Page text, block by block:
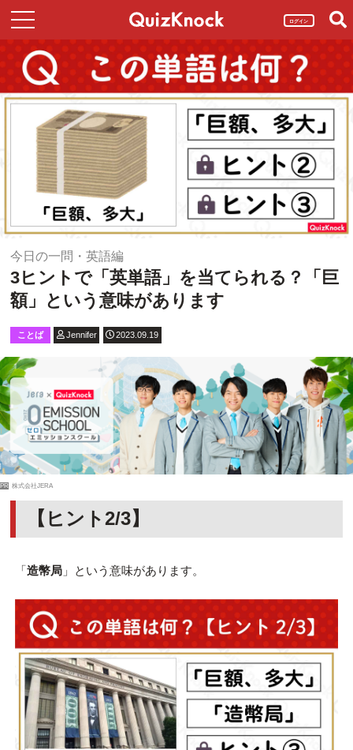
ログイン
今日の一問・英語編
3ヒントで「英単語」を当てられる？「巨
額」という意味があります
ことば Jennifer 2023.09.19
PR 株式会社JERA
【ヒント2/3】
「 造幣局」という意味があります。